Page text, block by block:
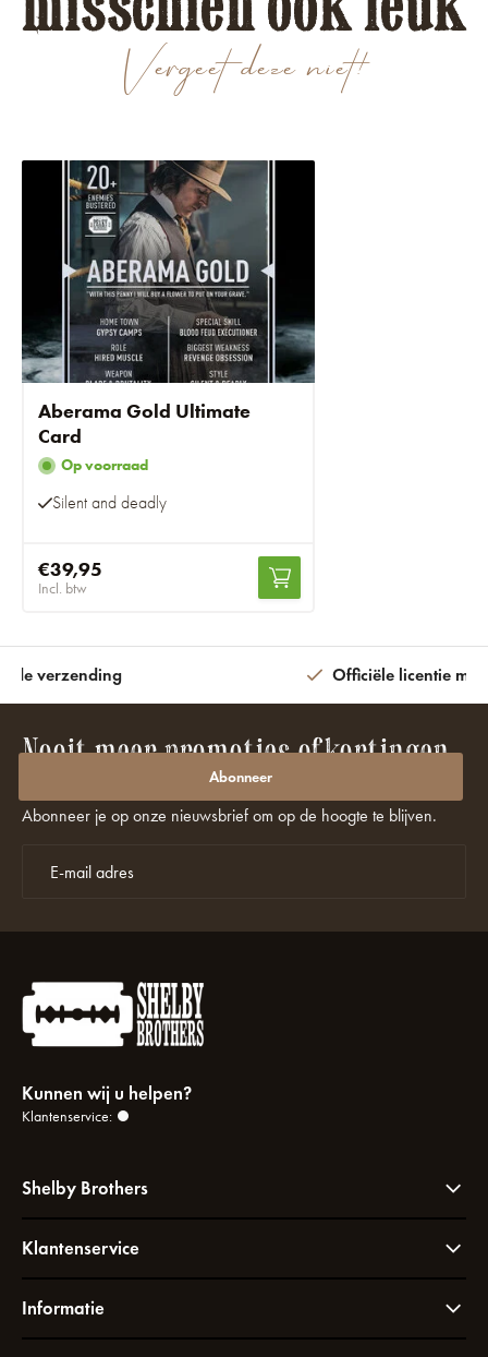
Vergeet deze niet!
Aberama Gold Ultimate
Card
Op voorraad
Silent and deadly
€39,95
Incl. btw
verzending Officiële licentie met
Nooit meer promoties of kortingen
Abonneer je op onze nieuwsbrief om op de hoogte te blijven.
Abonneer
Kunnen wij u helpen?
Klantenservice:
Shelby Brothers
Klantenservice
Informatie